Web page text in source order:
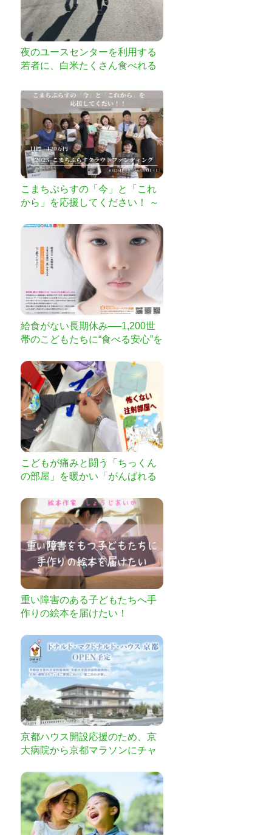
夜のユースセンターを利用する
若者に、白米たくさん食べれる
こまちぷらすの「今」と「これ
から」を応援してください！ ～
ンディング 2030へ～
給食がない長期休み──1,200世
帯のこどもたちに“食べる安心”を
こどもが痛みと闘う「ちっくん
の部屋」を暖かい「がんばれる
重い障害のある子どもたちへ手
作りの絵本を届けたい！
京都ハウス開設応援のため、京
大病院から京都マラソンにチャ